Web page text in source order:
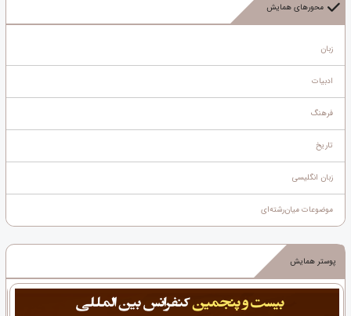
محورهای همایش
زبان
ادبیات
فرهنگ
تاریخ
زبان انگلیسی
موضوعات میان‌رشته‌ای
پوستر همایش